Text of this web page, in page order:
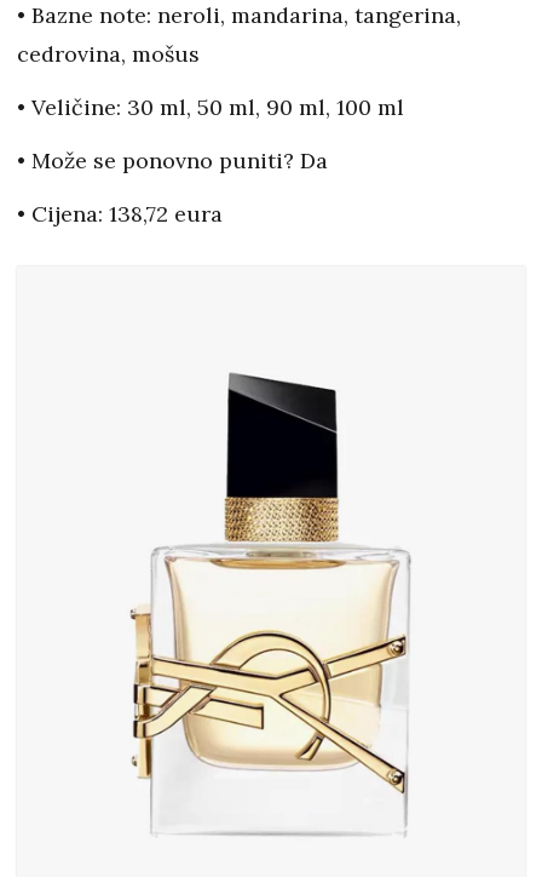
• Bazne note: neroli, mandarina, tangerina,
cedrovina, mošus
• Veličine: 30 ml, 50 ml, 90 ml, 100 ml
• Može se ponovno puniti? Da
• Cijena: 138,72 eura